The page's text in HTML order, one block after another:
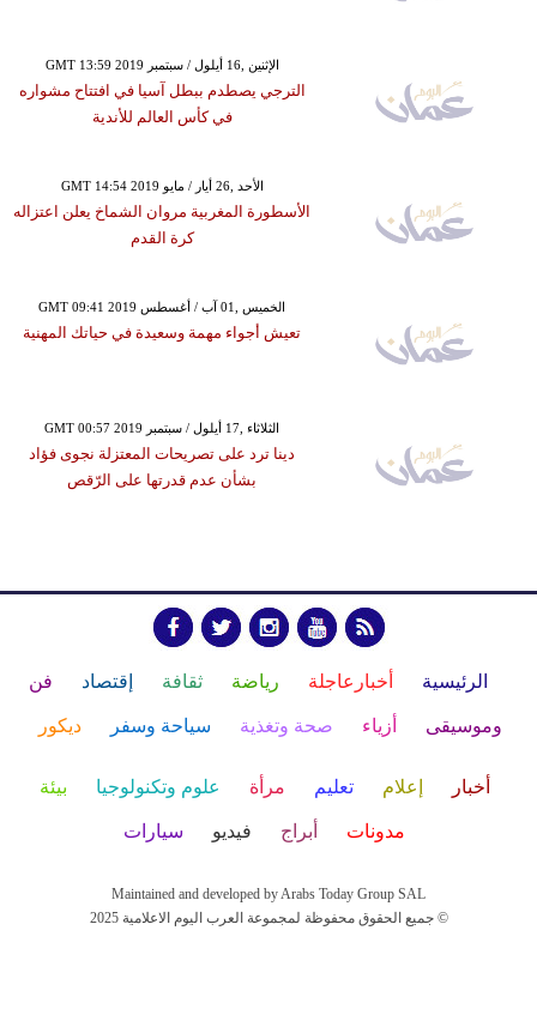
GMT 13:59 2019 الإثنين ,16 أيلول / سبتمبر
الترجي يصطدم ببطل آسيا في افتتاح مشواره
في كأس العالم للأندية
GMT 14:54 2019 الأحد ,26 أيار / مايو
الأسطورة المغربية مروان الشماخ يعلن اعتزاله
كرة القدم
GMT 09:41 2019 الخميس ,01 آب / أغسطس
تعيش أجواء مهمة وسعيدة في حياتك المهنية
GMT 00:57 2019 الثلاثاء ,17 أيلول / سبتمبر
دينا ترد على تصريحات المعتزلة نجوى فؤاد
بشأن عدم قدرتها على الرّقص
الرئيسية أخبارعاجلة رياضة ثقافة إقتصاد فن
وموسيقى أزياء صحة وتغذية سياحة وسفر ديكور
أخبار إعلام تعليم مرأة علوم وتكنولوجيا بيئة
مدونات أبراج فيديو سيارات
Maintained and developed by Arabs Today Group SAL
جميع الحقوق محفوظة لمجموعة العرب اليوم الاعلامية 2025 ©